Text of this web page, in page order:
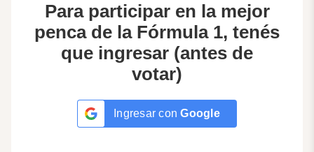
Para participar en la mejor
penca de la Fórmula 1, tenés
que ingresar (antes de
votar)
Ingresar conGoogle